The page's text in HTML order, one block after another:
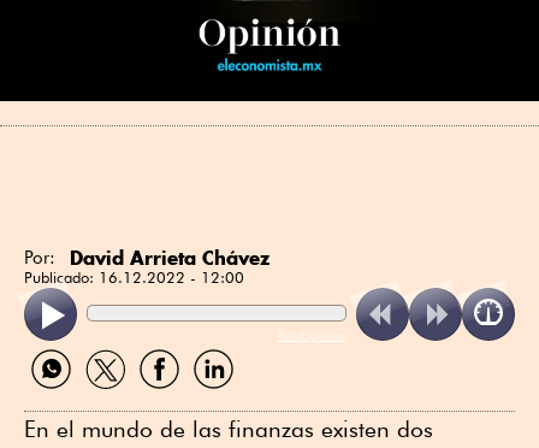
Por: David Arrieta Chávez
Publicado: 16.12.2022 - 12:00
ReadSpeaker
Compartir
por
Compartir
por
Compartir
por
Compartir
por
En el mundo de las finanzas existen dos